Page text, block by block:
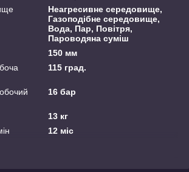
Неагресивне середовище,
Газоподібне середовище,
Вода, Пар, Повітря,
Пароводяна суміш
150 мм
115 град.
16 бар
13 кг
12 міс